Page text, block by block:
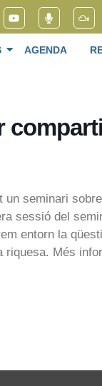
AGENDA
seminari
sessió del
entorn la
Més